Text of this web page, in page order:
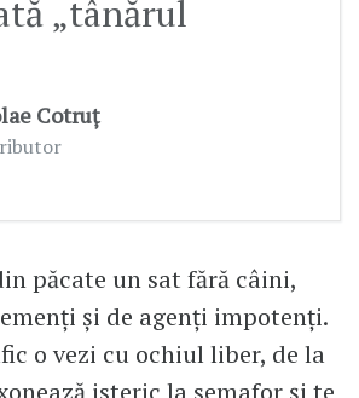
„tânărul
Cotruț
păcate un sat fără câini,
și de agenți impotenți.
o vezi cu ochiul liber, de la
isteric la semafor și te